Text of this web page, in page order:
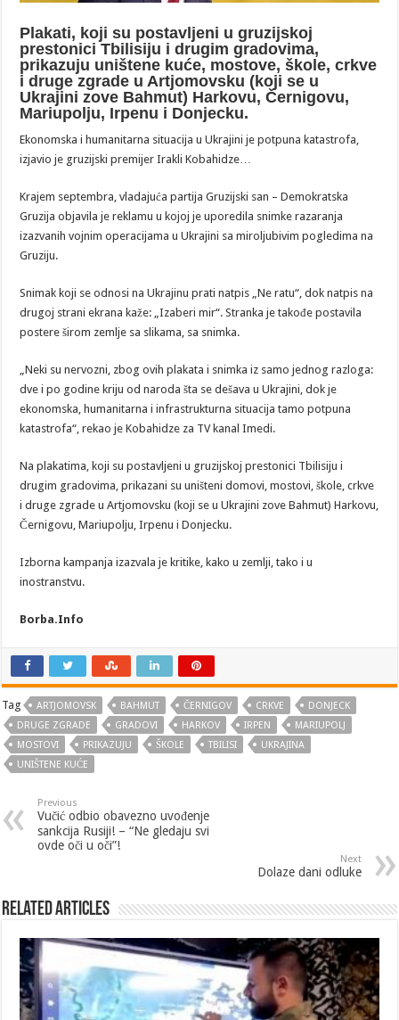
Plakati, koji su postavljeni u gruzijskoj
prestonici Tbilisiju i drugim gradovima,
prikazuju uništene kuće, mostove, škole, crkve
i druge zgrade u Artjomovsku (koji se u
Ukrajini zove Bahmut) Harkovu, Černigovu,
Mariupolju, Irpenu i Donjecku.
Ekonomska i humanitarna situacija u Ukrajini je potpuna katastrofa,
izjavio je gruzijski premijer Irakli Kobahidze…
Krajem septembra, vladajuća partija Gruzijski san – Demokratska
Gruzija objavila je reklamu u kojoj je uporedila snimke razaranja
izazvanih vojnim operacijama u Ukrajini sa miroljubivim pogledima na
Gruziju.
Snimak koji se odnosi na Ukrajinu prati natpis „Ne ratu“, dok natpis na
drugoj strani ekrana kaže: „Izaberi mir“. Stranka je takođe postavila
postere širom zemlje sa slikama, sa snimka.
„Neki su nervozni, zbog ovih plakata i snimka iz samo jednog razloga:
dve i po godine kriju od naroda šta se dešava u Ukrajini, dok je
ekonomska, humanitarna i infrastrukturna situacija tamo potpuna
katastrofa“, rekao je Kobahidze za TV kanal Imedi.
Na plakatima, koji su postavljeni u gruzijskoj prestonici Tbilisiju i
drugim gradovima, prikazani su uništeni domovi, mostovi, škole, crkve
i druge zgrade u Artjomovsku (koji se u Ukrajini zove Bahmut) Harkovu,
Černigovu, Mariupolju, Irpenu i Donjecku.
Izborna kampanja izazvala je kritike, kako u zemlji, tako i u
inostranstvu.
Borba.Info
Tag ARTJOMOVSK BAHMUT ČERNIGOV CRKVE
DONJECK
DRUGE ZGRADE
GRADOVI HARKOV IRPEN
MARIUPOLJ
MOSTOVI
PRIKAZUJU ŠKOLE TBILISI
UKRAJINA
UNIŠTENE KUĆE
Previous
Vučić odbio obavezno uvođenje
sankcija Rusiji! – “Ne gledaju svi
ovde oči u oči”!
Next
Dolaze dani odluke
Related Articles